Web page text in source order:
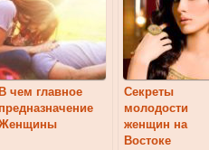
чем главное
предназначение
Секреты
молодости
женщин на
Востоке